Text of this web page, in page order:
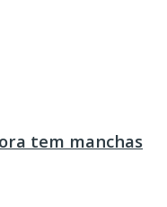
tem manchas